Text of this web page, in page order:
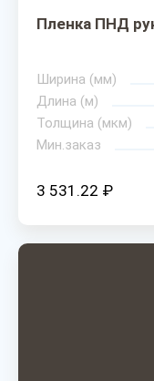
Пленка ПНД
Ширина (мм)
Длина (м)
Толщина (мкм)
Мин.заказ
3 531.22 ₽